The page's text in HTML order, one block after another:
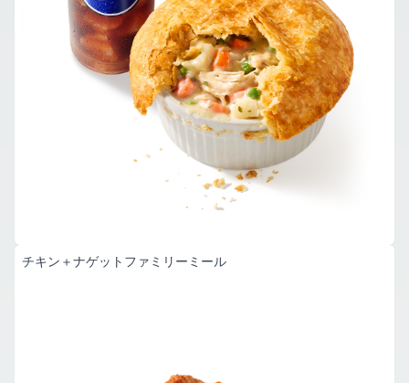
チキン＋ナゲットファミリーミール